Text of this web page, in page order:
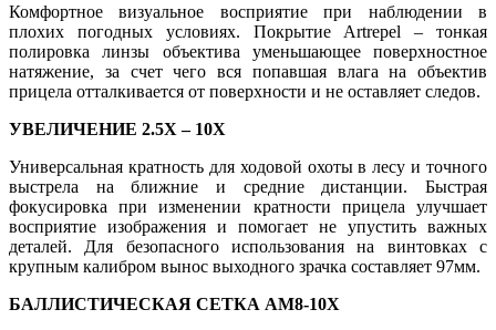
Комфортное визуальное восприятие при наблюдении в
плохих погодных условиях. Покрытие Artrepel – тонкая
полировка линзы объектива уменьшающее поверхностное
натяжение, за счет чего вся попавшая влага на объектив
прицела отталкивается от поверхности и не оставляет следов.
УВЕЛИЧЕНИЕ 2.5X – 10X
Универсальная кратность для ходовой охоты в лесу и точного
выстрела на ближние и средние дистанции. Быстрая
фокусировка при изменении кратности прицела улучшает
восприятие изображения и помогает не упустить важных
деталей. Для безопасного использования на винтовках с
крупным калибром вынос выходного зрачка составляет 97мм.
БАЛЛИСТИЧЕСКАЯ СЕТКА AM8-10X